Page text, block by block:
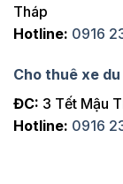
Tháp
Hotline: 0916
Cho thuê xe
ĐC: 3 Tết Mậu
Hotline: 0916